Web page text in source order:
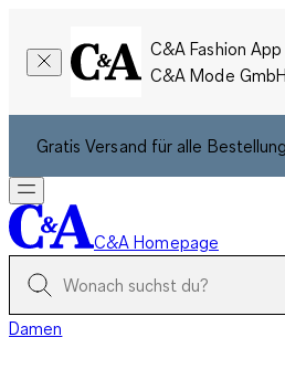
C&A Fashion App
C&A Mode
Gratis Versand für alle
C&A Homepage
Damen